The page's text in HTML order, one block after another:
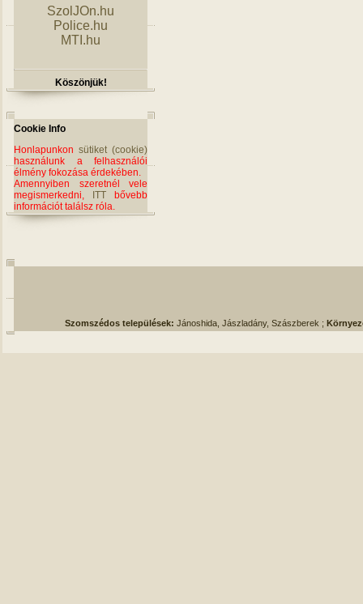
SzolJOn.hu
Police.hu
MTI.hu
Köszönjük!
Cookie Info
Honlapunkon sütiket (cookie)
használunk a felhasználói
élmény fokozása érdekében.
Amennyiben szeretnél vele
megismerkedni,
ITT bővebb
információt találsz róla.
Szomszédos települések: Jánoshida, Jászladány, Szászberek ;